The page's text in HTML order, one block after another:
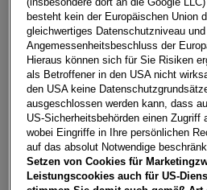
Laufzeit
60 Monate
pro Jahr
15.000
Händler
Online-
**Freibleibendes Musterangebot
USt, NoVA, zzgl. gesetzl.
Bearbeitungskosten EUR 0,00.
Teilen PDF
(insbesondere dort an die Google
besteht kein der Europäischen Union
gleichwertiges Datenschutzniveau
Angemessenheitsbeschluss der
Hieraus können sich für Sie Risiken
als Betroffener in den USA nicht
den USA keine
ausgeschlossen werden kann, dass
US-Sicherheitsbehörden einen Zugriff
wobei Eingriffe in Ihre persönlichen
auf das absolut Notwendige
Setzen von Cookies für
Leistungscookies auch für US-